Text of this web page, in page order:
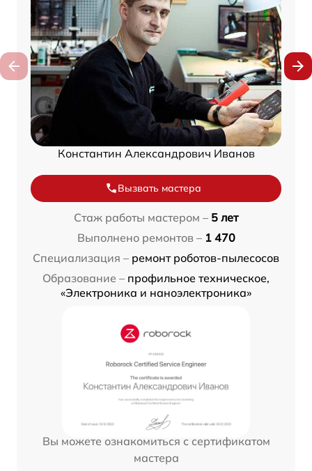
Константин Александрович Иванов
Вызвать мастера
Стаж работы мастером – 5 лет
Выполнено ремонтов – 1 470
Специализация – ремонт роботов-пылесосов
Образование – профильное техническое,
«Электроника и наноэлектроника»
Вы можете ознакомиться с сертификатом
мастера